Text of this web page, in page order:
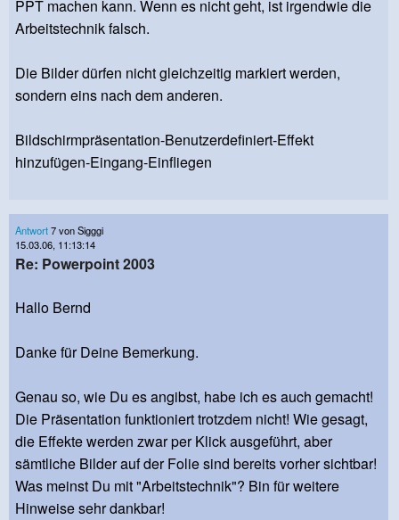
PPT machen kann. Wenn es nicht geht, ist irgendwie die
Arbeitstechnik falsch.
Die Bilder dürfen nicht gleichzeitig markiert werden,
sondern eins nach dem anderen.
Bildschirmpräsentation-Benutzerdefiniert-Effekt
hinzufügen-Eingang-Einfliegen
Antwort7 von Sigggi
15.03.06, 11:13:14
Re: Powerpoint 2003
Hallo Bernd
Danke für Deine Bemerkung.
Genau so, wie Du es angibst, habe ich es auch gemacht!
Die Präsentation funktioniert trotzdem nicht! Wie gesagt,
die Effekte werden zwar per Klick ausgeführt, aber
sämtliche Bilder auf der Folie sind bereits vorher sichtbar!
Was meinst Du mit "Arbeitstechnik"? Bin für weitere
Hinweise sehr dankbar!